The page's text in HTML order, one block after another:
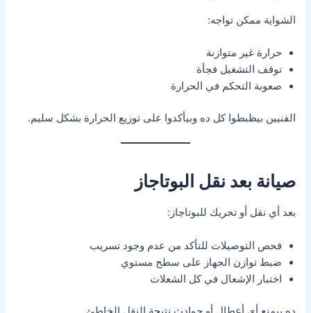
الشواية ممكن تواجه:
حرارة غير متوازنة
توقف التشغيل فجأة
صعوبة التحكم في الحرارة
الفنيين بيظبطوا كل ده وبيأكدوا على توزيع الحرارة بشكل سليم.
صيانة بعد نقل البوتاجاز
بعد أي نقل أو تحريك للبوتاجاز:
فحص التوصيلات للتأكد من عدم وجود تسريب
ضبط توازن الجهاز على سطح مستوي
اختبار الإشعال في كل الشعلات